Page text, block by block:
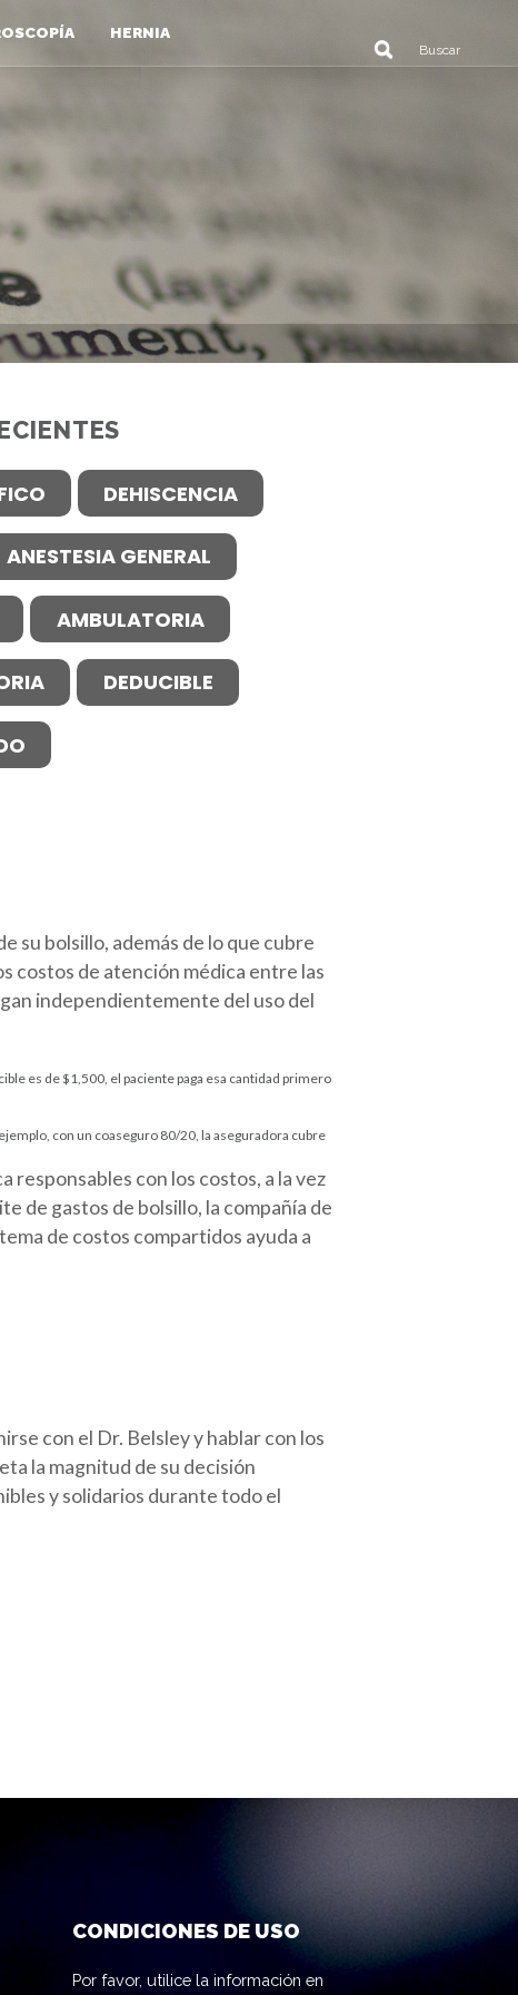
HERNIA
DEHISCENCIA
ANESTESIA GENERAL
AMBULATORIA
DEDUCIBLE
su bolsillo, además de lo que cubre
costos de atención médica entre las
independientemente del uso del
es de $1,500, el paciente paga esa cantidad primero
con un coaseguro 80/20, la aseguradora cubre
responsables con los costos, a la vez
de gastos de bolsillo, la compañía de
de costos compartidos ayuda a
con el Dr. Belsley y hablar con los
la magnitud de su decisión
y solidarios durante todo el
CONDICIONES DE USO
Por favor, utilice la información en